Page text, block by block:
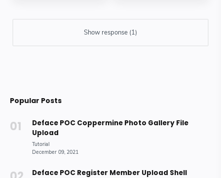
Popular Posts
Deface POC Coppermine Photo Gallery File
Upload
Deface POC Register Member Upload Shell